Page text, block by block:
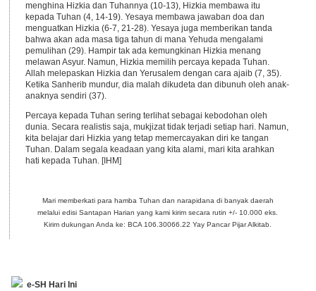
menghina Hizkia dan Tuhannya (10-13), Hizkia membawa itu
kepada Tuhan (4, 14-19). Yesaya membawa jawaban doa dan
menguatkan Hizkia (6-7, 21-28). Yesaya juga memberikan tanda
bahwa akan ada masa tiga tahun di mana Yehuda mengalami
pemulihan (29). Hampir tak ada kemungkinan Hizkia menang
melawan Asyur. Namun, Hizkia memilih percaya kepada Tuhan.
Allah melepaskan Hizkia dan Yerusalem dengan cara ajaib (7, 35).
Ketika Sanherib mundur, dia malah dikudeta dan dibunuh oleh anak-
anaknya sendiri (37).
Percaya kepada Tuhan sering terlihat sebagai kebodohan oleh
dunia. Secara realistis saja, mukjizat tidak terjadi setiap hari. Namun,
kita belajar dari Hizkia yang tetap memercayakan diri ke tangan
Tuhan. Dalam segala keadaan yang kita alami, mari kita arahkan
hati kepada Tuhan. [IHM]
Mari memberkati para hamba Tuhan dan narapidana di banyak daerah
melalui edisi Santapan Harian yang kami kirim secara rutin +/- 10.000 eks.
Kirim dukungan Anda ke: BCA 106.30066.22 Yay Pancar Pijar Alkitab.
e-SH Hari Ini